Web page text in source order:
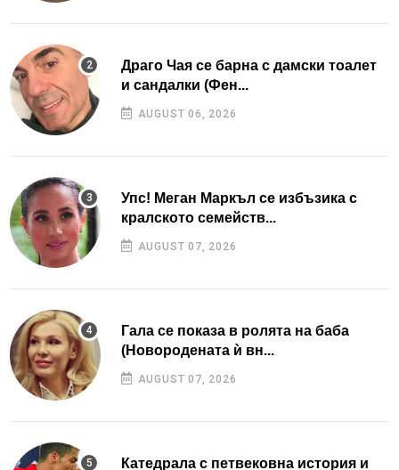
Драго Чая се барна с дамски тоалет
и сандалки (Фен...
AUGUST 06, 2026
Упс! Меган Маркъл се избъзика с
кралското семейств...
AUGUST 07, 2026
Гала се показа в ролята на баба
(Новородената ѝ вн...
AUGUST 07, 2026
Катедрала с петвековна история и